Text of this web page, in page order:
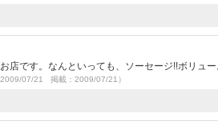
店です。なんといっても、ソーセージ!!ボリュ
:2009/07/21 掲載：2009/07/21）